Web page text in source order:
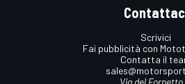
Scrivici
Fai pubblicità con
Contatta il
Via del